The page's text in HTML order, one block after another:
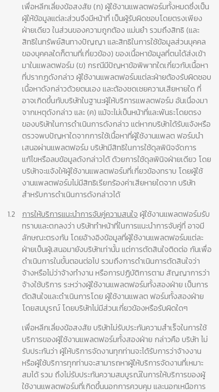
เพื่อหลีกเลี่ยงข้อสงสัย (ก) ผู้ใช้งานแพลตฟอร์มทั้งหมดซึ่งเป็น
ผู้ให้ข้อมูลแต่ละส่วนจึงมีหน้าที่ เป็นผู้รับผิดชอบโดยตรงเพียง
ฝ่ายเดียว ในส่วนของความถูกต้อง แม่นยำ รวมถึงสิทธิ (และ
สิทธิในทรัพย์สินทางปัญญา และสิทธิในการใช้ข้อมูลส่วนบุคคล
ของบุคคลใดก็ตามที่เกี่ยวข้อง) ของเนื้อหาข้อมูลที่ตนได้ส่งเข้า
มาในแพลตฟอร์ม (ข) กรณีมีปัญหาข้อพิพาทใดเกี่ยวกับเนื้อหา
ที่ปรากฏดังกล่าว ผู้ใช้งานแพลตฟอร์มแต่ละฝ่ายต้องรับผิดชอบ
เนื้อหาดังกล่าวด้วยตนเอง และต้องชดเชยความเสียหายใด ที่
อาจเกิดขึ้นกับบริษัทในฐานะผู้ให้บริการแพลตฟอร์ม อันเนื่องมา
จากเหตุดังกล่าว และ (ค) แม้จะไม่เป็นหน้าที่และพันธะโดยตรง
ของบริษัทในการดำเนินการดังกล่าว แต่หากบริษัทได้รับแจ้งหรือ
ตรวจพบปัญหาใดจากการใช้เนื้อหาที่ผู้ใช้งานแพลต ฟอร์มนำ
เสนอผ่านแพลตฟอร์ม บริษัทมีสิทธิในการใช้ดุลพินิจจัดการ
แก้ไขหรือลบข้อมูลดังกล่าวได้ ด้วยการใช้ดุลพินิจฝ่ายเดียว โดย
บริษัทจะแจ้งให้ผู้ใช้งานแพลตฟอร์มที่เกี่ยวข้องทราบ โดยผู้ใช้
งานแพลตฟอร์มไม่มีสิทธิเรียกร้องค่าเสียหายใดจาก บริษัท
สำหรับการดำเนินการดังกล่าวได้
1.2
การให้บริการแนะนำการจับคู่ความสนใจ ผู้ใช้งานแพลตฟอร์มรับ
ทราบและตกลงว่า บริษัททำหน้าที่ในการแนะนำการจับคู่ที่ อาจมี
ลักษณะตรงกัน โดยอ้างอิงข้อมูลที่ผู้ใช้งานแพลตฟอร์มแต่ละ
ฝ่ายเป็นผู้เสนอมายังบริษัทเท่านั้น แต่การตัดสินใจติดต่อ กันเพื่อ
ดำเนินการในขั้นตอนต่อไป รวมถึงการดำเนินการตัดสินใจว่า
จ้างหรือไม่ว่าจ้างทำงาน หรือการปฏิบัติการตาม สัญญาการว่า
จ้างใช้บริการ ระหว่างผู้ใช้งานแพลตฟอร์มทั้งสองฝ่าย เป็นการ
ตัดสินใจและดำเนินการโดย ผู้ใช้งานแพลต ฟอร์มทั้งสองฝ่าย
โดยสมบูรณ์ โดยบริษัทไม่มีส่วนเกี่ยวข้องหรือรับผิดใดๆ
เพื่อหลีกเลี่ยงข้อสงสัย บริษัทไม่รับประกันความสำเร็จในการใช้
บริการของผู้ใช้งานแพลตฟอร์มทั้งสองฝ่าย กล่าวคือ บริษัท ไม่
รับประกันว่า ผู้ให้บริการจัดงานทุกท่านจะได้รับการว่าจ้างงาน
หรือผู้ใช้บริการทุกท่านจะสามารถหาผู้ให้บริการจัดงานที่เหมาะ
สมได้ รวม ถึงไม่รับประกันความสมบูรณ์ในการให้บริการของผู้
ใช้งานแพลตฟอร์มที่เกิดขึ้นนอกการควบคุม และนอกเหนือการ